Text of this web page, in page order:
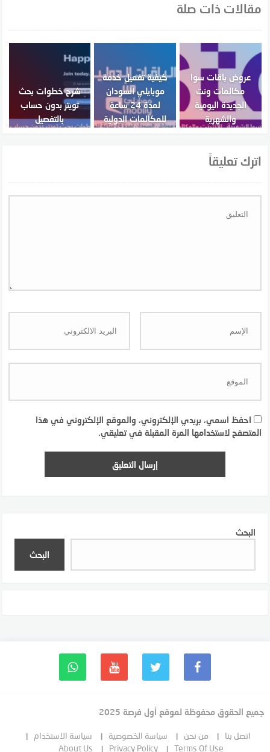
مقالات ذات صلة
عروض باقات سوا
مكالمات ونت
الجديدة اليومية
والشهرية
كيفية تفعيل خدمة
موبايلي السودان
لمدة 24 ساعة
للمكالمات الدولية
شرح خطوات بحث
تويتر بدون حساب
بالتفصيل
اترك تعليقاً
احفظ اسمي، بريدي الإلكتروني، والموقع الإلكتروني في هذا
المتصفح لاستخدامها المرة المقبلة في تعليقي.
البحث
البحث
جميع الحقوق محفوظة لموقع أول فرصة 2025
اتصل بنا من نحن سياسة الخصوصية
سياسة الاستخدام
Terms Of Use
Privacy Policy
About Us